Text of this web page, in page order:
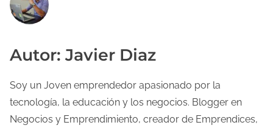
Autor: Javier Diaz
Soy un Joven emprendedor apasionado por la
tecnología, la educación y los negocios. Blogger en
Negocios y Emprendimiento, creador de Emprendices,